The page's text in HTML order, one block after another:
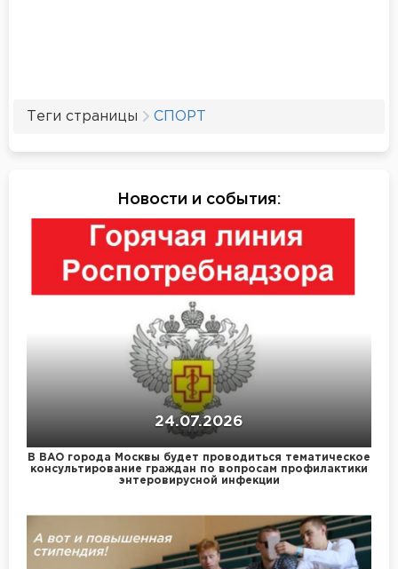
Теги страницы СПОРТ
Новости и события:
24.07.2026
В ВАО города Москвы будет проводиться тематическое
консультирование граждан по вопросам профилактики
энтеровирусной инфекции